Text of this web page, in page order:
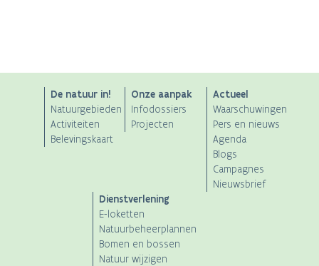
ANB
Main
navigation
De natuur in!
Natuurgebieden
Activiteiten
Belevingskaart
Onze aanpak
Infodossiers
Projecten
Actueel
Waarschuwingen
Pers en nieuws
Agenda
Blogs
Campagnes
Nieuwsbrief
Dienstverlening
E-loketten
Natuurbeheerplannen
Bomen en bossen
Natuur wijzigen